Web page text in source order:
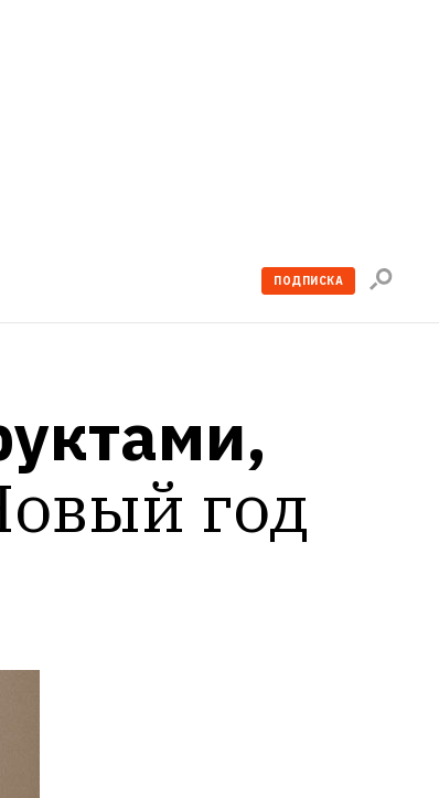
ПОДПИСКА
Поиск
по
год